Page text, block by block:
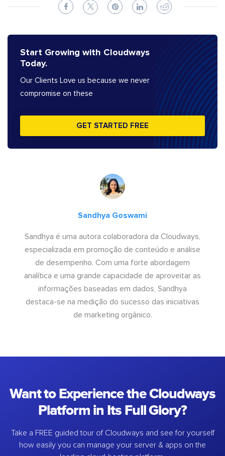
Start Growing with Cloudways
Today.
Our Clients Love us because we never
compromise on these
GET STARTED FREE
Sandhya Goswami
Sandhya é uma autora colaboradora da Cloudways,
especializada em promoção de conteúdo e análise
de desempenho. Com uma forte abordagem
analítica e uma grande capacidade de aproveitar as
informações baseadas em dados, Sandhya
destaca-se na medição do sucesso das iniciativas
de marketing orgânico.
Want to Experience the Cloudways
Platform in Its Full Glory?
Take a FREE guided tour of Cloudways and see for yourself
how easily you can manage your server & apps on the